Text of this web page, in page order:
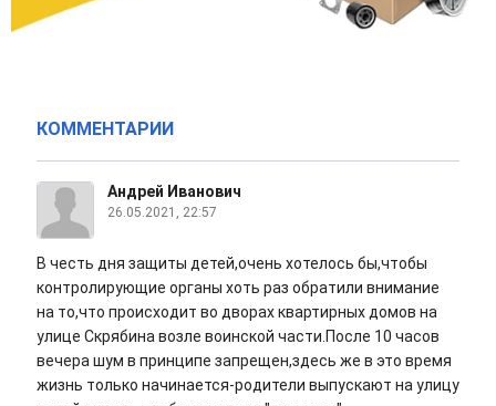
КОММЕНТАРИИ
Андрей Иванович
26.05.2021, 22:57
В честь дня защиты детей,очень хотелось бы,чтобы
контролирующие органы хоть раз обратили внимание
на то,что происходит во дворах квартирных домов на
улице Скрябина возле воинской части.После 10 часов
вечера шум в принципе запрещен,здесь же в это время
жизнь только начинается-родители выпускают на улицу